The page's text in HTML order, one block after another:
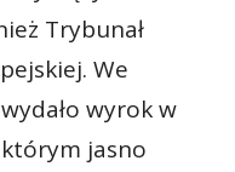
Trybunał
We
wyrok w
którym jasno